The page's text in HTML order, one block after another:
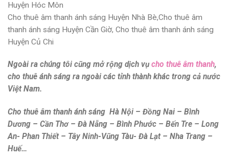
Huyện Hóc Môn
Cho thuê âm thanh ánh sáng Huyện Nhà Bè,Cho thuê âm
thanh ánh sáng Huyện Cần Giờ, Cho thuê âm thanh ánh sáng
Huyện Củ Chi
Ngoài ra chúng tôi cũng mở rộng dịch vụ cho thuê âm thanh,
cho thuê ánh sáng ra ngoài các tỉnh thành khác trong cả nước
Việt Nam.
Cho thuê âm thanh ánh sáng Hà Nội – Đồng Nai – Bình
Dương – Cần Thơ – Đà Nẵng – Bình Phước – Bến Tre – Long
An- Phan Thiết – Tây Ninh-Vũng Tàu- Đà Lạt – Nha Trang –
Huế…